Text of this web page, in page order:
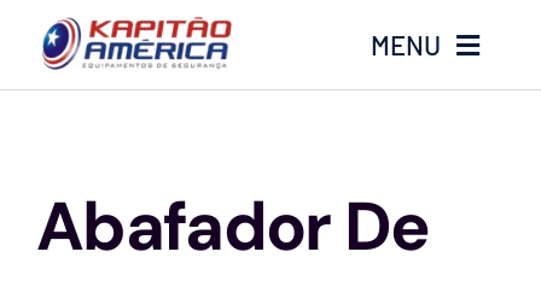
o
MENU
Produtos
Abafador De